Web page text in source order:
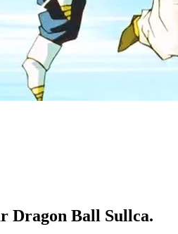
Dragon Ball Sullca.